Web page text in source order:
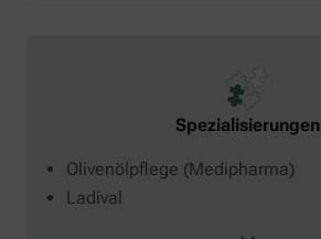
Spezialisierungen
Olivenölpflege (Medipharma)
Ladival